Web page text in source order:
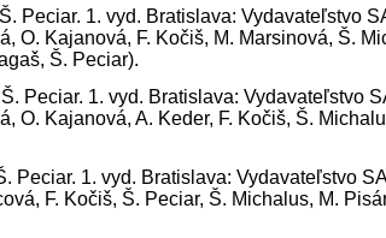
Peciar. 1. vyd. Bratislava: Vydavateľstvo
O. Kajanová, F. Kočiš, M. Marsinová, Š.
Š. Peciar).
Peciar. 1. vyd. Bratislava: Vydavateľstvo
O. Kajanová, A. Keder, F. Kočiš, Š.
Peciar. 1. vyd. Bratislava: Vydavateľstvo
F. Kočiš, Š. Peciar, Š. Michalus, M.